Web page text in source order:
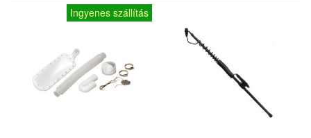
Ingyenes szállítás